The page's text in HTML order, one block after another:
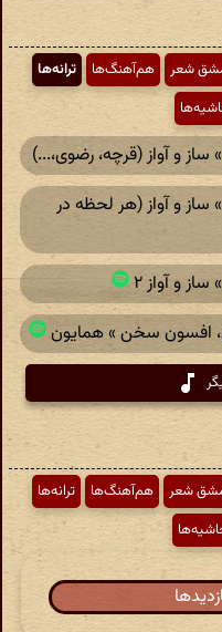
شعر هم‌آهنگ‌ها
ترانه‌ها
و آواز (قرچه، رضوی،...)
و آواز (هر لحظه در
و آواز ۲
افسون سخن » همایون
شعر هم‌آهنگ‌ها
ترانه‌ها